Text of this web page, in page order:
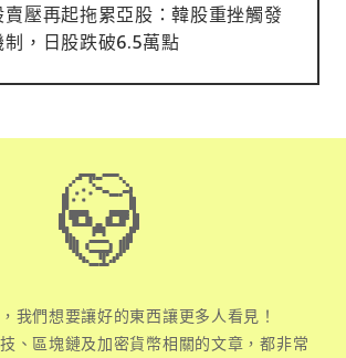
賣壓再起拖累亞股：韓股重挫觸發
制，日股跌破6.5萬點
我們想要讓好的東西讓更多人看見！
、區塊鏈及加密貨幣相關的文章，都非常